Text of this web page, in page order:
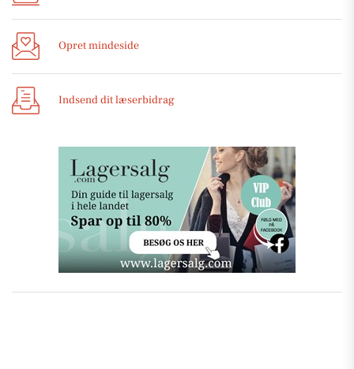
Opret mindeside
Indsend dit læserbidrag